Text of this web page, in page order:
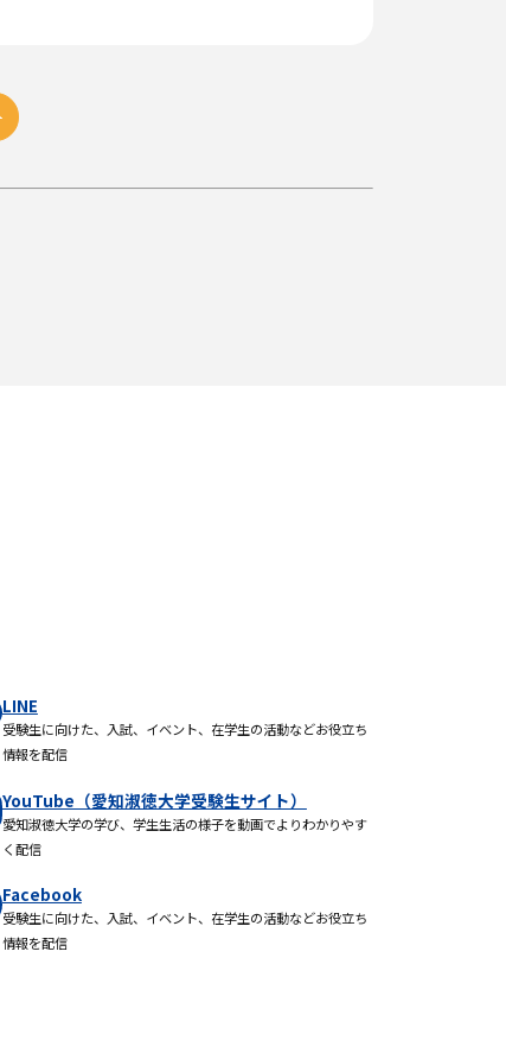
LINE
受験生に向けた、入試、イベント、在学生の活動などお役立ち
情報を配信
YouTube（愛知淑徳大学受験生サイト）
愛知淑徳大学の学び、学生生活の様子を動画でよりわかりやす
く配信
Facebook
受験生に向けた、入試、イベント、在学生の活動などお役立ち
情報を配信